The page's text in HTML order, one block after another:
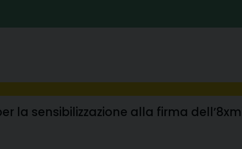
la sensibilizzazione alla firma